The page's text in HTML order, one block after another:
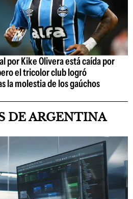
por Kike Olivera está caída por
el tricolor club logró
la molestia de los gaúchos
DE ARGENTINA